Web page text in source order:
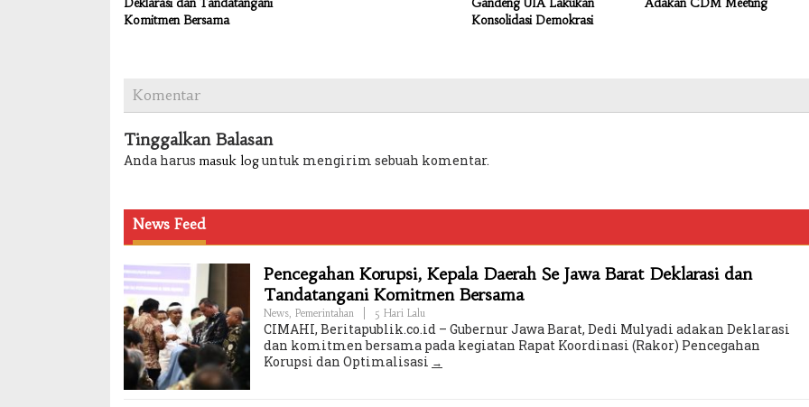
Komitmen Bersama
Konsolidasi Demokrasi
Komentar
Tinggalkan Balasan
Anda harus masuk loguntuk mengirim sebuah komentar.
News Feed
Pencegahan Korupsi, Kepala Daerah Se Jawa Barat Deklarasi dan
Tandatangani Komitmen Bersama
News, Pemerintahan 5 Hari Lalu
CIMAHI, Beritapublik.co.id – Gubernur Jawa Barat, Dedi Mulyadi adakan Deklarasi
dan komitmen bersama pada kegiatan Rapat Koordinasi (Rakor) Pencegahan
Korupsi dan Optimalisasi